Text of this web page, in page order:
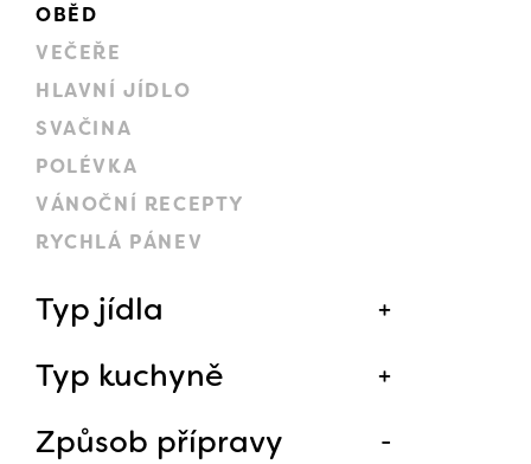
OBĚD
VEČEŘE
HLAVNÍ JÍDLO
SVAČINA
POLÉVKA
VÁNOČNÍ RECEPTY
RYCHLÁ PÁNEV
Typ jídla
Typ kuchyně
Způsob přípravy